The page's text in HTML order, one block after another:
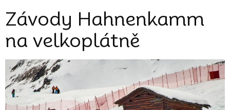
Závody Hahnenkamm
na velkoplátně